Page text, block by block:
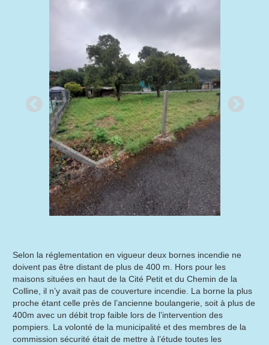
Selon la réglementation en vigueur deux bornes incendie ne
doivent pas être distant de plus de 400 m. Hors pour les
maisons situées en haut de la Cité Petit et du Chemin de la
Colline, il n’y avait pas de couverture incendie. La borne la plus
proche étant celle près de l’ancienne boulangerie, soit à plus de
400m avec un débit trop faible lors de l’intervention des
pompiers. La volonté de la municipalité et des membres de la
commission sécurité était de mettre à l’étude toutes les